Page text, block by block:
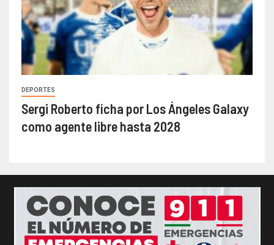
DEPORTES
Sergi Roberto ficha por Los Ángeles Galaxy
como agente libre hasta 2028